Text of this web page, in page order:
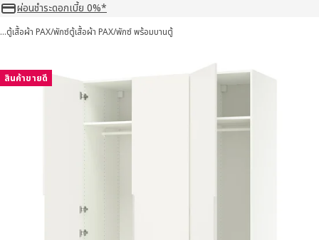
ผ่อนชำระดอกเบี้ย 0%*
…ตู้เสื้อผ้า PAX/พักซ์ตู้เสื้อผ้า PAX/พักซ์ พร้อมบานตู้
ภาพ
สินค้าขายดี